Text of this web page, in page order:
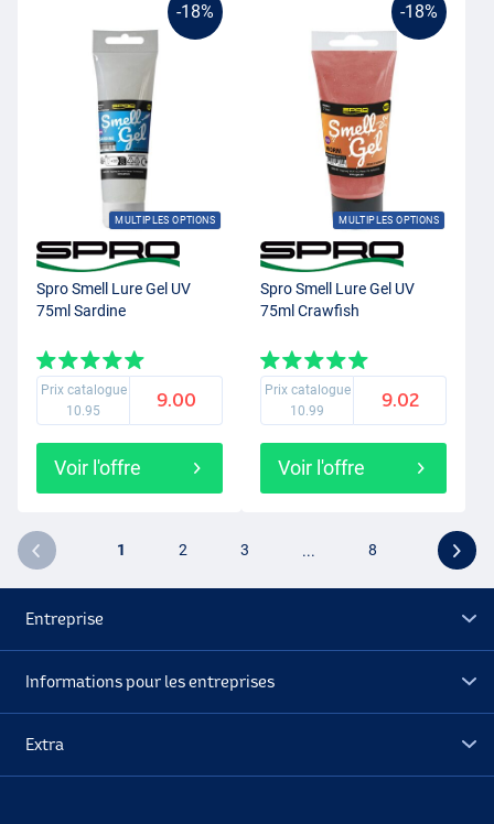
-18%
MULTIPLES OPTIONS
Spro Smell Lure Gel UV
75ml Sardine
Prix catalogue
10.95
9.00
Voir l'offre
-18%
MULTIPLES OPTIONS
Spro Smell Lure Gel UV
75ml Crawfish
Prix catalogue
10.99
9.02
Voir l'offre
1 2 3 ... 8
Entreprise
Informations pour les entreprises
Extra